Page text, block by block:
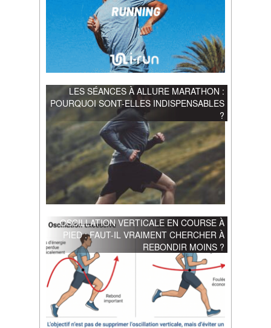
LES SÉANCES À ALLURE MARATHON :
POURQUOI SONT-ELLES INDISPENSABLES
?
OSCILLATION VERTICALE EN COURSE À
PIED : FAUT-IL VRAIMENT CHERCHER À
REBONDIR MOINS ?